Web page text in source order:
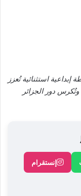
استثنائية تُعزز
دور الجزائر
إنستقرام